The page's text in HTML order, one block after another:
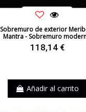
Sobremuro de exterior
Mantra - Sobremuro
118,14 €
Añadir al carrito